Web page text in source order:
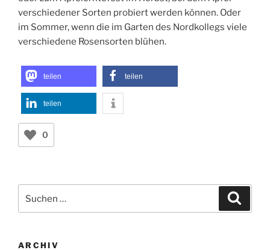
vielleicht zu einem Konzert, zum Apfelblütefest im Mai
oder zum Apfelerntefest im Herbst, bei dem Äpfel
verschiedener Sorten probiert werden können. Oder
verschiedene Rosensorten blühen.
teilen
Suchen